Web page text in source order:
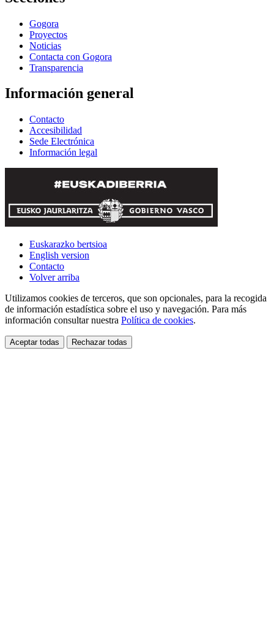
Gogora
Proyectos
Noticias
Contacta con Gogora
Transparencia
Información general
Contacto
Accesibilidad
Sede Electrónica
Información legal
Euskarazko bertsioa
English version
Contacto
Volver arriba
Utilizamos cookies de terceros, que son opcionales, para la recogida
de información estadística sobre el uso y navegación. Para más
información consultar nuestra Política de cookies.
Aceptar todas Rechazar todas